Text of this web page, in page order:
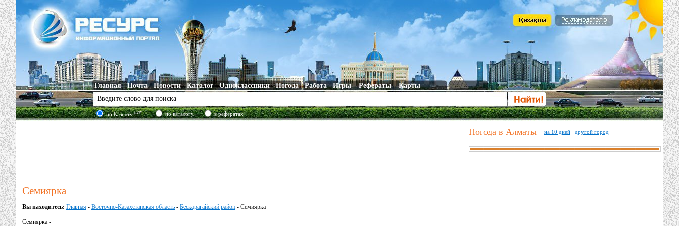
Главная Почта Новости Каталог Одноклассники Погода Работа Игры Рефераты Карты
по Казнетуnew! по каталогу в рефератах
Семиярка
Вы находитесь: Главная - Восточно-Казахстанская область - Бескарагайский район - Семиярка
Семиярка -
Погода в Алматы на 10 дней другой город